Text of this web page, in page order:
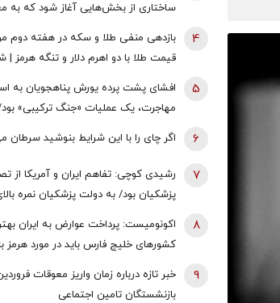
ساختاری از بخش‌هایی آغاز شود که به
قیمت طلا با دو اهرم دلار و تنگه هرمز |
4
افشای پشت پرده یورش پناهجویان به
مهاجرت، یک عملیات «جنگ ترکیبی»
اعمال فشار بر دولت «پدرو سانچز»
5
اگر چای را با این شرایط بنوشید سرطان 6
رشیدی کوچی: تفاهم ایران و آمریکا از
مشکلات بزرگی روبه‌رو می‌شد/ اگر
می‌شد...
7
اکونومیست: پرداخت عوارض به ایران
کشورهای خلیج فارس باید در مورد هرمز
8
خبر تازه درباره زمان واریز معوقات
بازنشستگان تامین اجتماعی
9